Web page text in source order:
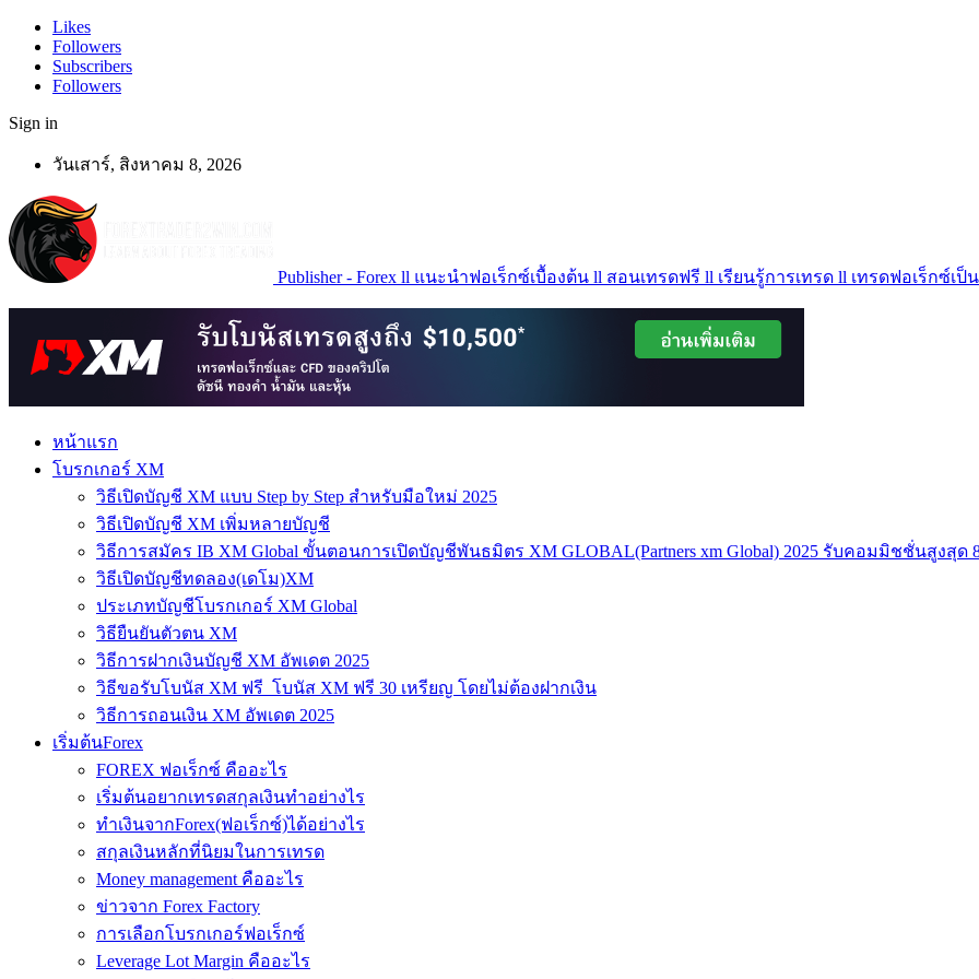
Likes
Followers
Subscribers
Followers
Sign in
วันเสาร์, สิงหาคม 8, 2026
Publisher - Forex ll แนะนำฟอเร็กซ์เบื้องต้น ll สอนเทรดฟรี ll เรียนรู้การเทรด ll เทรดฟอเร็กซ์เป็
หน้าแรก
โบรกเกอร์ XM
วิธีเปิดบัญชี XM แบบ Step by Step สำหรับมือใหม่ 2025
วิธีเปิดบัญชี XM เพิ่มหลายบัญชี
วิธีการสมัคร IB XM Global ขั้นตอนการเปิดบัญชีพันธมิตร XM GLOBAL(Partners xm Global) 2025 รับคอมมิชชั่นสูงสุด
วิธีเปิดบัญชีทดลอง(เดโม)XM
ประเภทบัญชีโบรกเกอร์ XM Global
วิธียืนยันตัวตน XM
วิธีการฝากเงินบัญชี XM อัพเดต 2025
วิธีขอรับโบนัส XM ฟรี โบนัส XM ฟรี 30 เหรียญ โดยไม่ต้องฝากเงิน
วิธีการถอนเงิน XM อัพเดต 2025
เริ่มต้นForex
FOREX ฟอเร็กซ์ คืออะไร
เริ่มต้นอยากเทรดสกุลเงินทำอย่างไร
ทำเงินจากForex(ฟอเร็กซ์)ได้อย่างไร
สกุลเงินหลักที่นิยมในการเทรด
Money management คืออะไร
ข่าวจาก Forex Factory
การเลือกโบรกเกอร์ฟอเร็กซ์
Leverage Lot Margin คืออะไร